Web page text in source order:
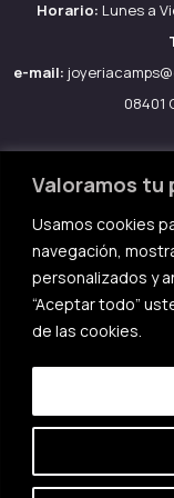
Valoramos tu
Usamos cookies
navegación,
personalizados y
“Aceptar todo”
de las cookies.
Horario: Lunes a
e-mail:
08401